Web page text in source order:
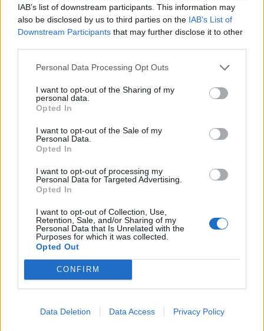
IAB’s list of downstream participants. This information may
also be disclosed by us to third parties on the IAB’s List of
Downstream Participants that may further disclose it to other
Personal Data Processing Opt Outs
I want to opt-out of the Sharing of my
personal data.
Opted In
I want to opt-out of the Sale of my
Personal Data.
Opted In
I want to opt-out of processing my
Personal Data for Targeted Advertising.
Opted In
I want to opt-out of Collection, Use,
Retention, Sale, and/or Sharing of my
Personal Data that Is Unrelated with the
Purposes for which it was collected.
Opted Out
CONFIRM
Data Deletion Data Access Privacy Policy